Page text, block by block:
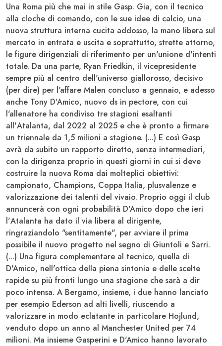
Una Roma più che mai in stile Gasp. Gia, con il tecnico
alla cloche di comando, con le sue idee di calcio, una
nuova struttura interna cucita addosso, la mano libera sul
mercato in entrata e uscita e soprattutto, strette attorno,
le figure dirigenziali di riferimento per un'unione d'intenti
totale. Da una parte, Ryan Friedkin, il vicepresidente
sempre più al centro dell'universo giallorosso, decisivo
(per dire) per l'affare Malen concluso a gennaio, e adesso
anche Tony D'Amico, nuovo ds in pectore, con cui
l'allenatore ha condiviso tre stagioni esaltanti
all'Atalanta, dal 2022 al 2025 e che è pronto a firmare
un triennale da 1,5 milioni a stagione. (...) E così Gasp
avrà da subito un rapporto diretto, senza intermediari,
con la dirigenza proprio in questi giorni in cui si deve
costruire la nuova Roma dai molteplici obiettivi:
campionato, Champions, Coppa Italia, plusvalenze e
valorizzazione dei talenti del vivaio. Proprio oggi il club
annuncerà con ogni probabilità D'Amico dopo che ieri
l'Atalanta ha dato il via libera al dirigente,
ringraziandolo "sentitamente", per avviare il prima
possibile il nuovo progetto nel segno di Giuntoli e Sarri.
(...) Una figura complementare al tecnico, quella di
D'Amico, nell'ottica della piena sintonia e delle scelte
rapide su più fronti lungo una stagione che sarà a dir
poco intensa. A Bergamo, insieme, i due hanno lanciato
per esempio Ederson ad alti livelli, riuscendo a
valorizzare in modo eclatante in particolare Hojlund,
venduto dopo un anno al Manchester United per 74
milioni. Ma insieme Gasperini e D'Amico hanno lavorato